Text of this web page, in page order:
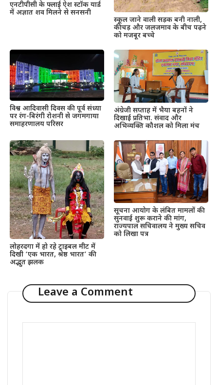
एनटीपीसी के फ्लाई ऐश स्टॉक यार्ड
में अज्ञात शव मिलने से सनसनी
स्कूल जाने वाली सड़क बनी नाली,
कीचड़ और जलजमाव के बीच पढ़ने
को मजबूर बच्चे
विश्व आदिवासी दिवस की पूर्व संध्या
पर रंग-बिरंगी रोशनी से जगमगाया
समाहरणालय परिसर
अंग्रेजी सप्ताह में भैया बहनों ने
दिखाई प्रतिभा. संवाद और
अभिव्यक्ति कौशल को मिला मंच
लोहरदगा में हो रहे ट्राइबल मीट में
दिखी ‘एक भारत, श्रेष्ठ भारत’ की
अद्भुत झलक
सूचना आयोग के लंबित मामलों की
सुनवाई शुरू कराने की मांग,
राज्यपाल सचिवालय ने मुख्य सचिव
को लिखा पत्र
Leave a Comment